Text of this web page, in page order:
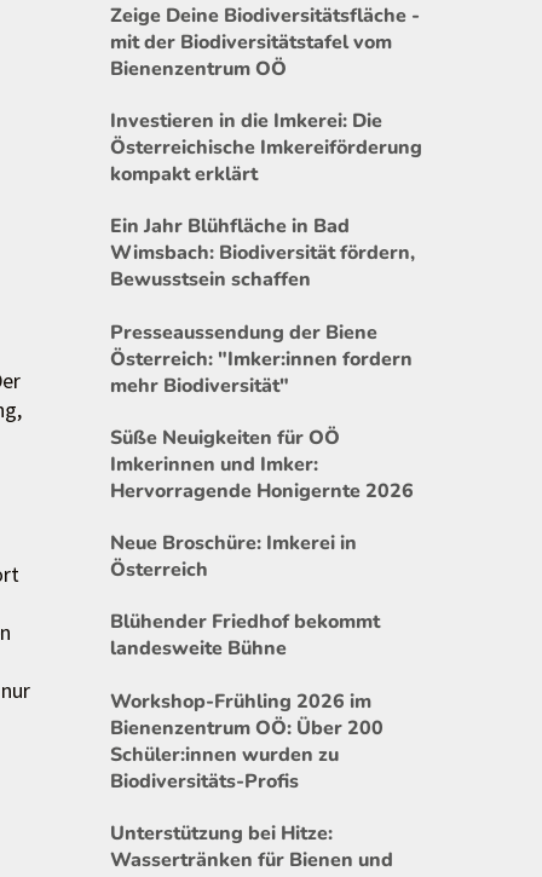
Zeige Deine Biodiversitätsfläche -
mit der Biodiversitätstafel vom
Bienenzentrum OÖ
Investieren in die Imkerei: Die
Österreichische Imkereiförderung
kompakt erklärt
Ein Jahr Blühfläche in Bad
Wimsbach: Biodiversität fördern,
Bewusstsein schaffen
Presseaussendung der Biene
Österreich: "Imker:innen fordern
mehr Biodiversität"
Süße Neuigkeiten für OÖ
Imkerinnen und Imker:
Hervorragende Honigernte 2026
Neue Broschüre: Imkerei in
Österreich
Blühender Friedhof bekommt
landesweite Bühne
Workshop-Frühling 2026 im
Bienenzentrum OÖ: Über 200
Schüler:innen wurden zu
Biodiversitäts-Profis
Unterstützung bei Hitze:
Wassertränken für Bienen und